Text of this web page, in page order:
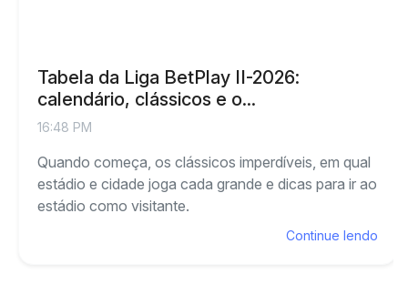
Tabela da Liga BetPlay II-2026:
calendário, clássicos e o...
16:48 PM
Quando começa, os clássicos imperdíveis, em qual
estádio e cidade joga cada grande e dicas para ir ao
estádio como visitante.
Continue lendo